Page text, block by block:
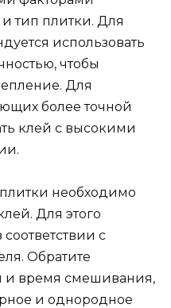
тип плитки. Для
использовать
чтобы
Для
более точной
клей с высокими
необходимо
Для этого
с
Обратите
и время смешивания,
и однородное